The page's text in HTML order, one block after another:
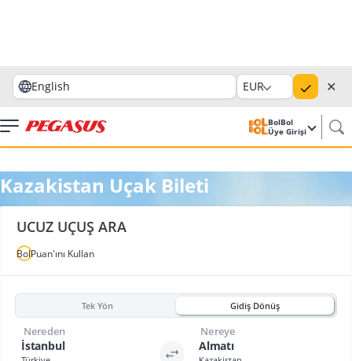
English EUR ✕
BolBol
Üye Girişi
Kazakistan Uçak Bileti
UCUZ UÇUŞ ARA
BolPuan'ını Kullan
Tek Yön Gidiş Dönüş
İstanbul
Nereden
Almatı
Nereye